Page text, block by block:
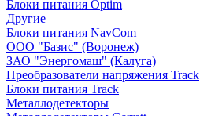
Блоки питания Optim
Другие
Блоки питания NavCom
ООО "Базис" (Воронеж)
ЗАО "Энергомаш" (Калуга)
Преобразователи напряжения Track
Блоки питания Track
Металлодетекторы